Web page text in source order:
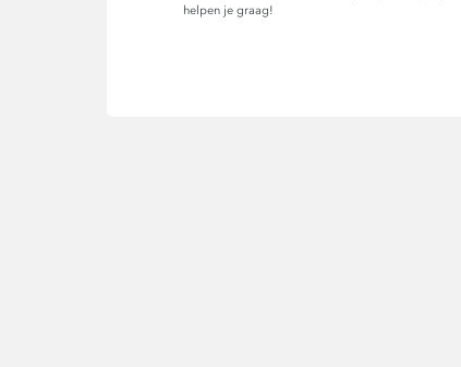
helpen je graag!